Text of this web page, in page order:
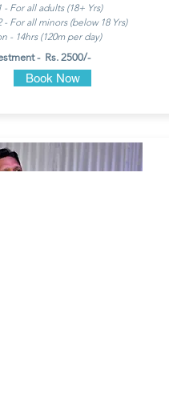
- For all adults (18+ Yrs)
- For all minors (below 18 Yrs)
- 14hrs (120m per day)
- Rs. 2500/-
Book Now